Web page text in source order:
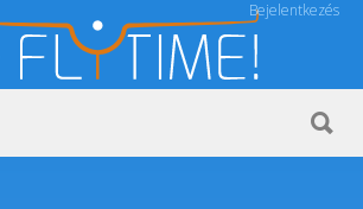
Bejelentkezés